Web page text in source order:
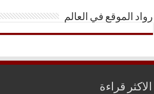
رواد الموقع في العالم
الاكثر قراءة